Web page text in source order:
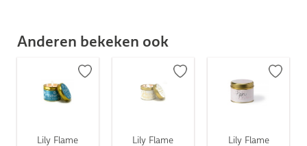
Anderen bekeken ook
Lily Flame
Lily Flame
Lily Flame